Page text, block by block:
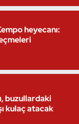
heyecanı:
buzullardaki
kulaç atacak